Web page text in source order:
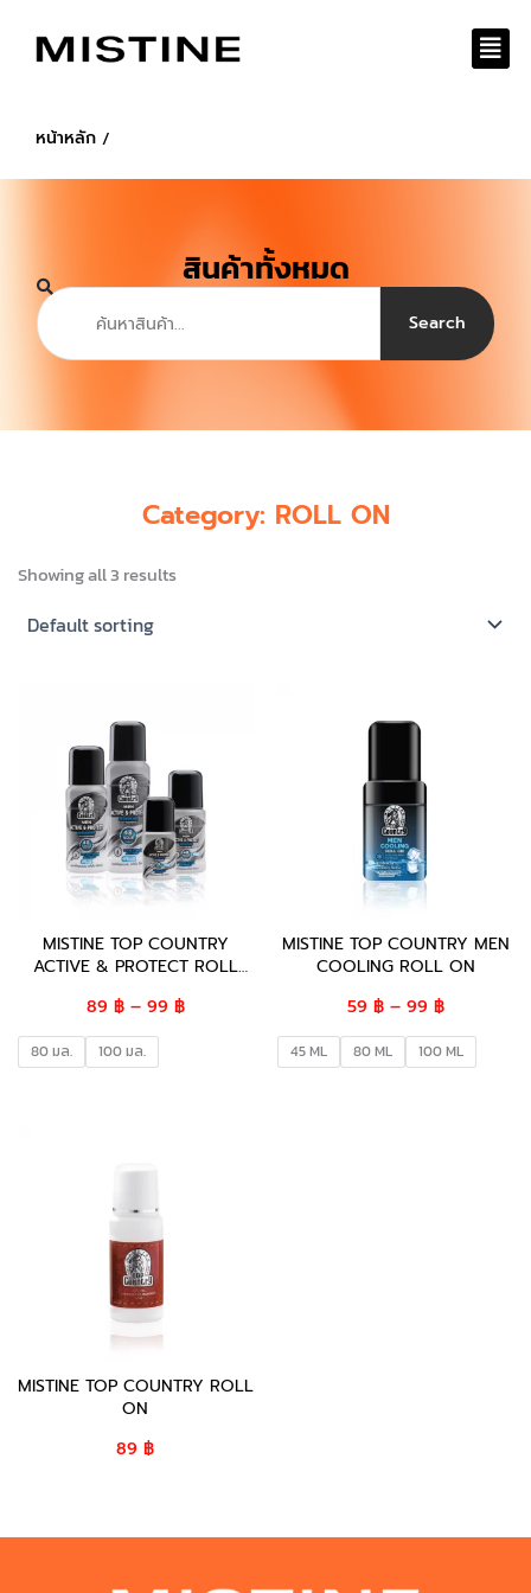
หน้าหลัก /
สินค้าทั้งหมด
Search
Search
Category: ROLL ON
Showing all 3 results
MISTINE TOP COUNTRY
ACTIVE & PROTECT ROLL
89 ฿ – 99 ฿
99 ฿
80 มล. 100 มล.
MISTINE TOP COUNTRY MEN
COOLING ROLL ON
59 ฿ – 99 ฿
45 ML 80 ML 100 ML
MISTINE TOP COUNTRY ROLL
ON
89฿